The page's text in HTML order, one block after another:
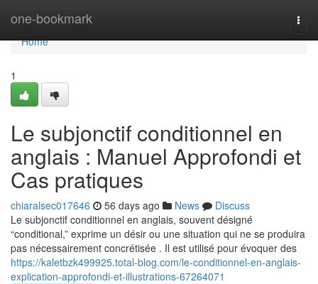
one-bookmark
Home
Home
1
Le subjonctif conditionnel en
anglais : Manuel Approfondi et
Cas pratiques
chiaralsec017646 56 days ago News
Discuss
Le subjonctif conditionnel en anglais, souvent désigné
“conditional,” exprime un désir ou une situation qui ne se produira
pas nécessairement concrétisée . Il est utilisé pour évoquer des
https://kaletbzk499925.total-blog.com/le-conditionnel-en-anglais-
explication-approfondi-et-illustrations-67264071